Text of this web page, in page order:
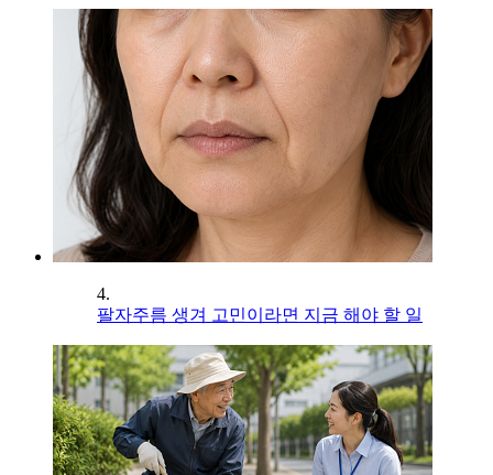
4.
팔자주름 생겨 고민이라면 지금 해야 할 일